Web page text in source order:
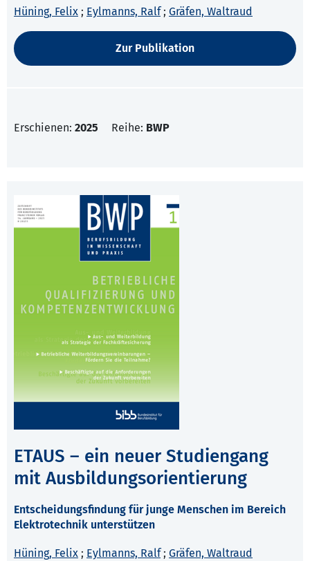
Hüning, Felix ; Eylmanns, Ralf; Gräfen, Waltraud
Zur Publikation
Erschienen: 2025 Reihe: BWP
ETAUS – ein neuer Studiengang
mit Ausbildungsorientierung
Entscheidungsfindung für junge Menschen im Bereich
Elektrotechnik unterstützen
Hüning, Felix ; Eylmanns, Ralf; Gräfen, Waltraud